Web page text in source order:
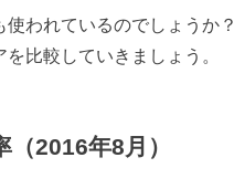
われているのでしょうか？
比較していきましょう。
2016年8月）